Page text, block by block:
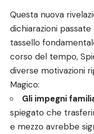
Questa nuova
dichiarazioni
tassello
corso del tempo,
diverse motivazioni
Magico:
Gli impegni
spiegato che
e mezzo avrebbe